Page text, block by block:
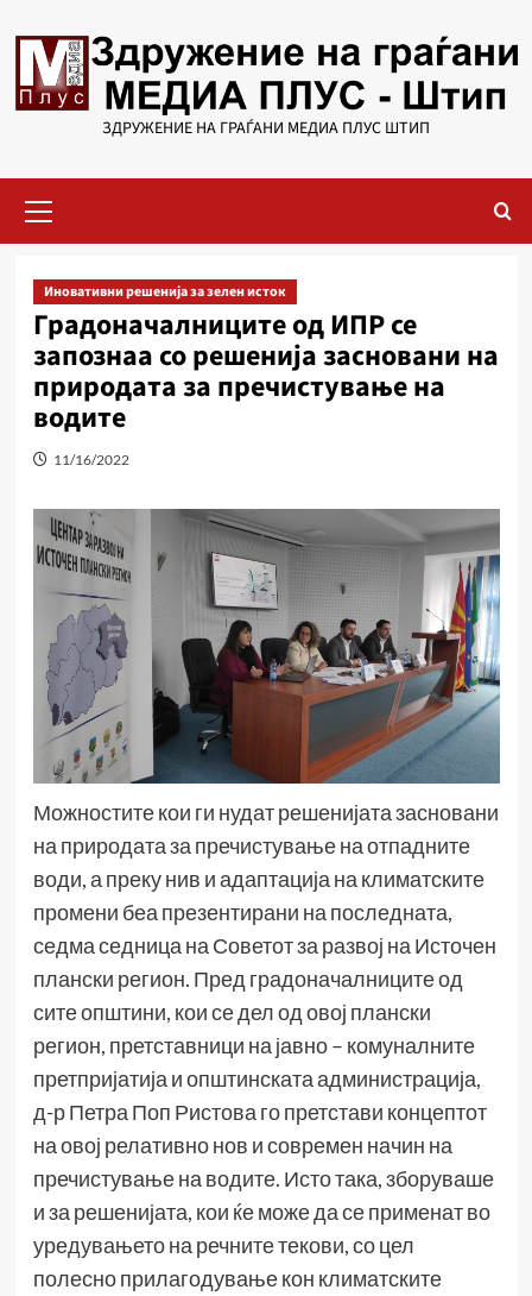
to
content
ЗДРУЖЕНИЕ НА ГРАЃАНИ МЕДИА ПЛУС ШТИП
Menu
Иновативни решенија за зелен исток
Градоначалниците од ИПР се
запознаа со решенија засновани на
природата за пречистување на
водитe
11/16/2022
Можностите кои ги нудат решенијата засновани
на природата за пречистување на отпадните
води, а преку нив и адаптација на климатските
промени беа презентирани на последната,
седма седница на Советот за развој на Источен
плански регион. Пред градоначалниците од
сите општини, кои се дел од овој плански
регион, претставници на јавно – комуналните
претпријатија и општинската администрација,
д-р Петра Поп Ристова го претстави концептот
на овој релативно нов и современ начин на
пречистување на водите. Исто така, зборуваше
и за решенијата, кои ќе може да се применат во
уредувањето на речните текови, со цел
полесно прилагодување кон климатските